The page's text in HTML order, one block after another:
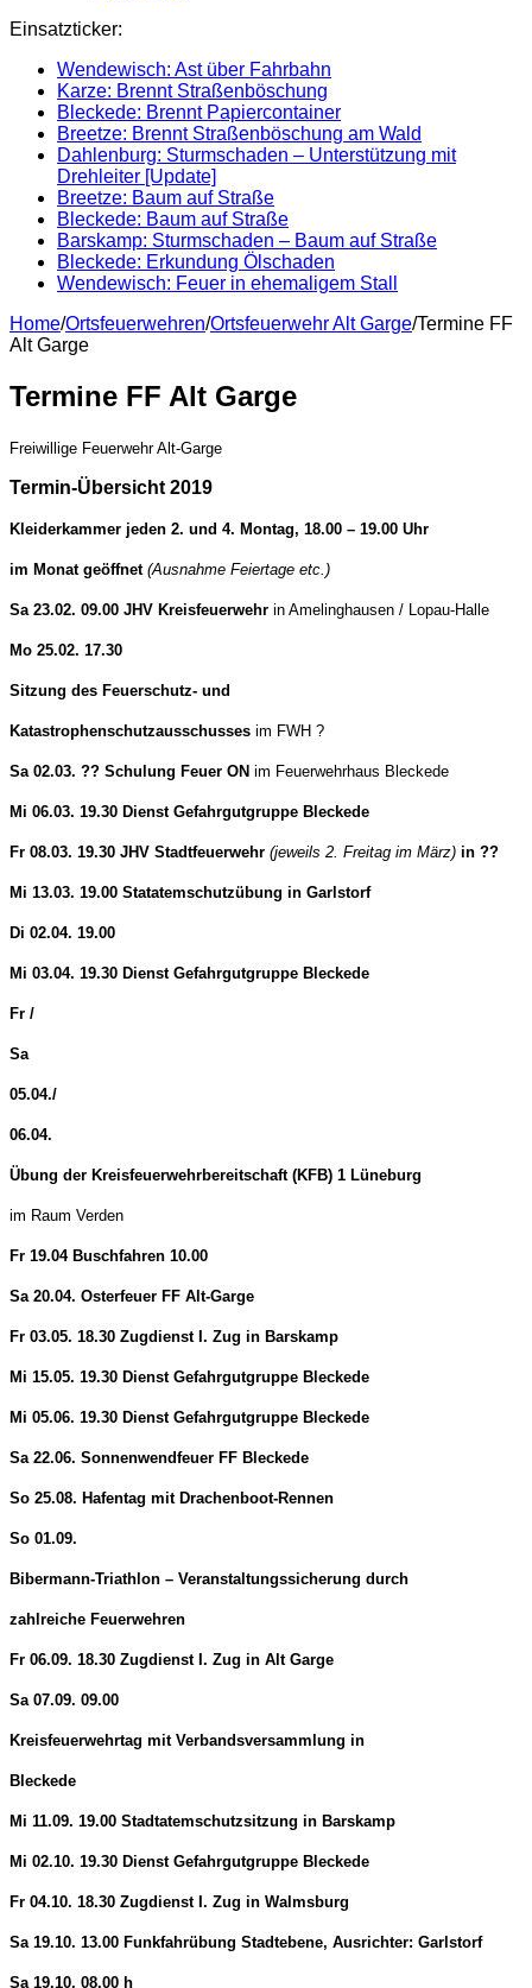
Einsatzticker:
Wendewisch: Ast über Fahrbahn
Karze: Brennt Straßenböschung
Bleckede: Brennt Papiercontainer
Breetze: Brennt Straßenböschung am Wald
Dahlenburg: Sturmschaden – Unterstützung mit
Drehleiter [Update]
Breetze: Baum auf Straße
Bleckede: Baum auf Straße
Barskamp: Sturmschaden – Baum auf Straße
Bleckede: Erkundung Ölschaden
Wendewisch: Feuer in ehemaligem Stall
Home/Ortsfeuerwehren/Ortsfeuerwehr Alt Garge/Termine FF
Alt Garge
Termine FF Alt Garge
Freiwillige Feuerwehr Alt-Garge
Termin-Übersicht 2019
Kleiderkammer jeden 2. und 4. Montag, 18.00 – 19.00 Uhr
im Monat geöffnet (Ausnahme Feiertage etc.)
Sa 23.02. 09.00 JHV Kreisfeuerwehr in Amelinghausen / Lopau-Halle
Mo 25.02. 17.30
Sitzung des Feuerschutz- und
Katastrophenschutzausschusses im FWH ?
Sa 02.03. ?? Schulung Feuer ON im Feuerwehrhaus Bleckede
Mi 06.03. 19.30 Dienst Gefahrgutgruppe Bleckede
Fr 08.03. 19.30 JHV Stadtfeuerwehr (jeweils 2. Freitag im März) in ??
Mi 13.03. 19.00 Statatemschutzübung in Garlstorf
Di 02.04. 19.00
Mi 03.04. 19.30 Dienst Gefahrgutgruppe Bleckede
Fr /
Sa
05.04./
06.04.
Übung der Kreisfeuerwehrbereitschaft (KFB) 1 Lüneburg
im Raum Verden
Fr 19.04 Buschfahren 10.00
Sa 20.04. Osterfeuer FF Alt-Garge
Fr 03.05. 18.30 Zugdienst I. Zug in Barskamp
Mi 15.05. 19.30 Dienst Gefahrgutgruppe Bleckede
Mi 05.06. 19.30 Dienst Gefahrgutgruppe Bleckede
Sa 22.06. Sonnenwendfeuer FF Bleckede
So 25.08. Hafentag mit Drachenboot-Rennen
So 01.09.
Bibermann-Triathlon – Veranstaltungssicherung durch
zahlreiche Feuerwehren
Fr 06.09. 18.30 Zugdienst I. Zug in Alt Garge
Sa 07.09. 09.00
Kreisfeuerwehrtag mit Verbandsversammlung in
Bleckede
Mi 11.09. 19.00 Stadtatemschutzsitzung in Barskamp
Mi 02.10. 19.30 Dienst Gefahrgutgruppe Bleckede
Fr 04.10. 18.30 Zugdienst I. Zug in Walmsburg
Sa 19.10. 13.00 Funkfahrübung Stadtebene, Ausrichter: Garlstorf
Sa 19.10. 08.00 h